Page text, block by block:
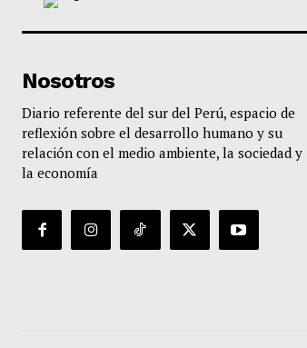
Nosotros
Diario referente del sur del Perú, espacio de
reflexión sobre el desarrollo humano y su
relación con el medio ambiente, la sociedad y
la economía